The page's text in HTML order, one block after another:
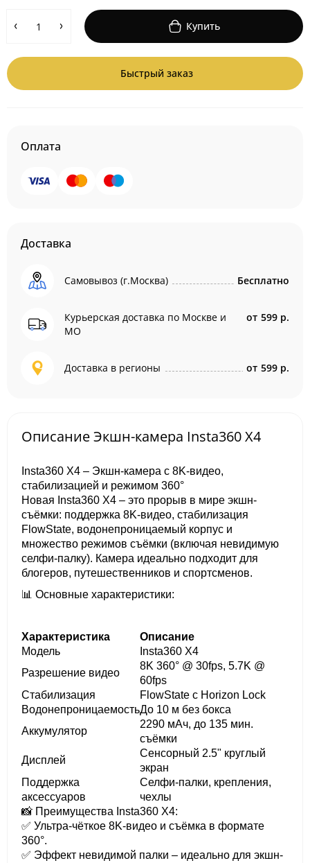
Купить
Быстрый заказ
Оплата
Доставка
Самовывоз (г.Москва) Бесплатно
Курьерская доставка по Москве и
МО
от 599 р.
Доставка в регионы от 599 р.
Описание Экшн-камера Insta360 X4
Insta360 X4 – Экшн-камера с 8K-видео,
стабилизацией и режимом 360°
Новая Insta360 X4 – это прорыв в мире экшн-
съёмки: поддержка 8K-видео, стабилизация
FlowState, водонепроницаемый корпус и
множество режимов съёмки (включая невидимую
селфи-палку). Камера идеально подходит для
блогеров, путешественников и спортсменов.
📊 Основные характеристики:
Характеристика
Описание
Модель
Insta360 X4
Разрешение видео
8K 360° @ 30fps, 5.7K @
60fps
Стабилизация
FlowState с Horizon Lock
ВодонепроницаемостьДо 10 м без бокса
Аккумулятор
2290 мАч, до 135 мин.
съёмки
Дисплей
Сенсорный 2.5" круглый
экран
Поддержка
аксессуаров
Селфи-палки, крепления,
чехлы
📸 Преимущества Insta360 X4:
✅ Ультра-чёткое 8K-видео и съёмка в формате
360°.
✅ Эффект невидимой палки – идеально для экшн-